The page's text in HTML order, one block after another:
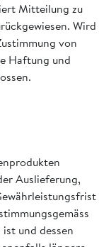
Mitteilung zu
Wird
von
Haftung und
Auslieferung,
und dessen